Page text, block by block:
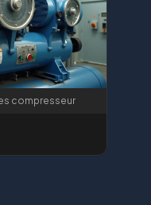
compresseur